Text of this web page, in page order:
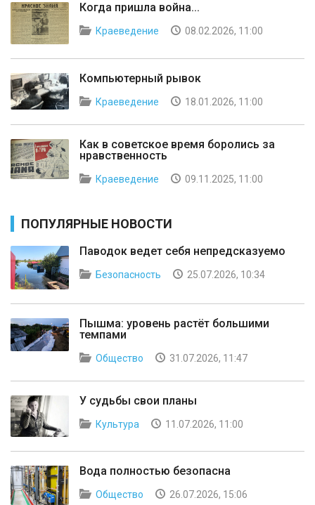
Когда пришла война...
Краеведение 08.02.2026, 11:00
Компьютерный рывок
Краеведение 18.01.2026, 11:00
Как в советское время боролись за
нравственность
Краеведение 09.11.2025, 11:00
ПОПУЛЯРНЫЕ НОВОСТИ
Паводок ведет себя непредсказуемо
Безопасность 25.07.2026, 10:34
Пышма: уровень растёт большими
темпами
Общество 31.07.2026, 11:47
У судьбы свои планы
Культура 11.07.2026, 11:00
Вода полностью безопасна
Общество 26.07.2026, 15:06